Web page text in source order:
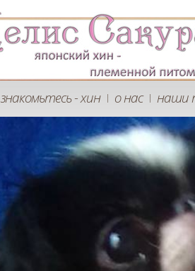
знакомьтесь - хин | о нас | наши